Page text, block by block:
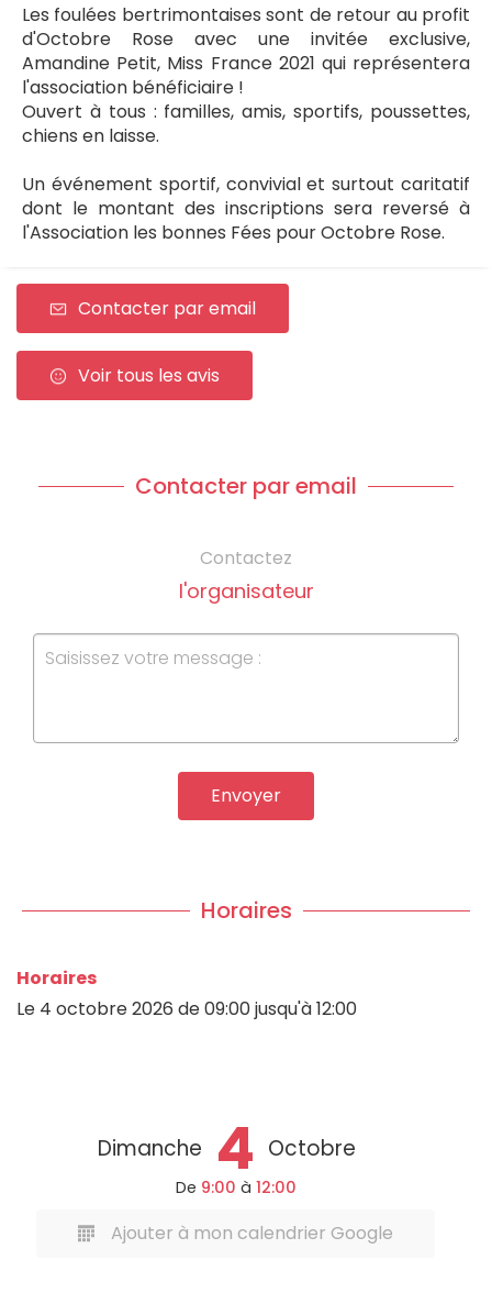
Les foulées bertrimontaises sont de retour au profit
d'Octobre Rose avec une invitée exclusive,
Amandine Petit, Miss France 2021 qui représentera
l'association bénéficiaire !
Ouvert à tous : familles, amis, sportifs, poussettes,
chiens en laisse.
Un événement sportif, convivial et surtout caritatif
dont le montant des inscriptions sera reversé à
l'Association les bonnes Fées pour Octobre Rose.
Contacter par email
Voir tous les avis
Contacter par email
Contactez
l'organisateur
Envoyer
Horaires
Horaires
Le 4 octobre 2026 de 09:00 jusqu'à 12:00
Dimanche 4 Octobre
De 9:00 à 12:00
Ajouter à mon calendrier Google